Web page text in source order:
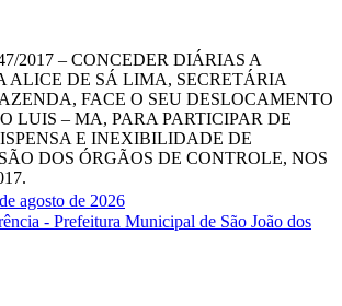
2017 – CONCEDER DIÁRIAS A
ALICE DE SÁ LIMA, SECRETÁRIA
FACE O SEU DESLOCAMENTO
LUIS – MA, PARA PARTICIPAR DE
E INEXIBILIDADE DE
DOS ÓRGÃOS DE CONTROLE, NOS
agosto de 2026